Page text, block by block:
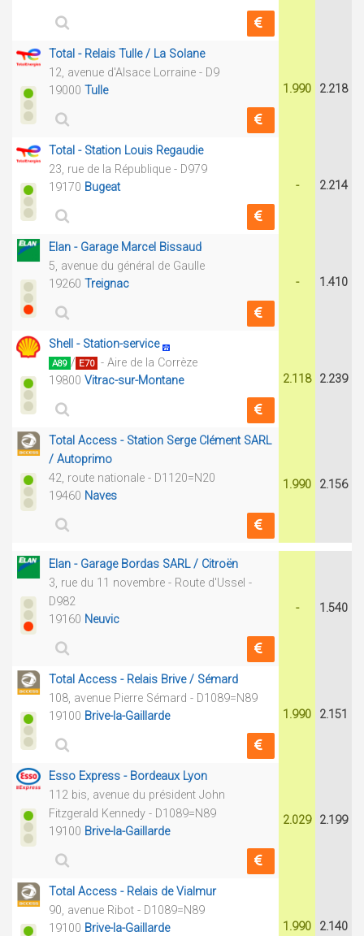
Total - Relais Tulle / La Solane
12, avenue d'Alsace Lorraine - D9
19000 Tulle 1.990 2.218
Total - Station Louis Regaudie
23, rue de la République - D979
19170 Bugeat - 2.214
Elan - Garage Marcel Bissaud
5, avenue du général de Gaulle
19260 Treignac - 1.410
Shell - Station-service
A89 / E70 - Aire de la Corrèze
19800 Vitrac-sur-Montane 2.118 2.239
Total Access - Station Serge Clément SARL
/ Autoprimo
42, route nationale - D1120=N20
19460 Naves
1.990 2.156
Elan - Garage Bordas SARL / Citroën
3, rue du 11 novembre - Route d'Ussel -
D982
19160 Neuvic
- 1.540
Total Access - Relais Brive / Sémard
108, avenue Pierre Sémard - D1089=N89
19100 Brive-la-Gaillarde 1.990 2.151
Esso Express - Bordeaux Lyon
112 bis, avenue du président John
Fitzgerald Kennedy - D1089=N89
19100 Brive-la-Gaillarde
2.029 2.199
Total Access - Relais de Vialmur
90, avenue Ribot - D1089=N89
19100 Brive-la-Gaillarde 1.990 2.140